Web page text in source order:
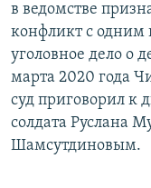
в ведомстве
конфликт с одним
уголовное дело о
марта 2020 года
суд приговорил к
солдата Руслана
Шамсутдиновым.